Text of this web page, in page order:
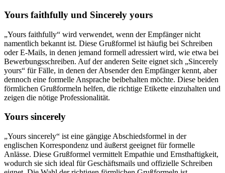
Yours faithfully und Sincerely yours
„Yours faithfully“ wird verwendet, wenn der Empfänger nicht
namentlich bekannt ist. Diese Grußformel ist häufig bei Schreiben
oder E-Mails, in denen jemand formell adressiert wird, wie etwa bei
Bewerbungsschreiben. Auf der anderen Seite eignet sich „Sincerely
yours“ für Fälle, in denen der Absender den Empfänger kennt, aber
dennoch eine formelle Ansprache beibehalten möchte. Diese beiden
förmlichen Grußformeln helfen, die richtige Etikette einzuhalten und
zeigen die nötige Professionalität.
Yours sincerely
„Yours sincerely“ ist eine gängige Abschiedsformel in der
englischen Korrespondenz und äußerst geeignet für formelle
Anlässe. Diese Grußformel vermittelt Empathie und Ernsthaftigkeit,
wodurch sie sich ideal für Geschäftsmails und offizielle Schreiben